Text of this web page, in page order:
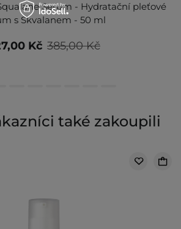
Serum - Hydratační pleťové
s Skvalanem - 50 ml
385,00 Kč
Kč
také zakoupili